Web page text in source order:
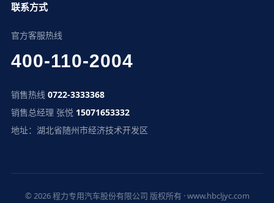
联系方式
官方客服热线
400-110-2004
销售热线 0722-3333368
销售总经理 张悦 15071653332
地址：湖北省随州市经济技术开发区
© 2026 程力专用汽车股份有限公司 版权所有 · www.hbcljyc.com